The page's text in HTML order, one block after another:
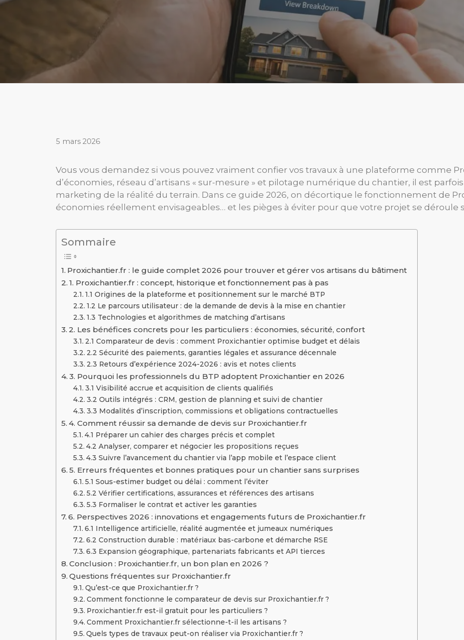
5 mars 2026
Vous vous demandez si vous pouvez vraiment confier vos travaux à une plateforme comme
d’économies, réseau d’artisans « sur-mesure » et pilotage numérique du chantier, il est
marketing de la réalité du terrain. Dans ce guide 2026, on décortique le fonctionnement de
économies réellement envisageables… et les pièges à éviter pour que votre projet se déroule
Sommaire
Proxichantier.fr : le guide complet 2026 pour trouver et gérer vos artisans du bâtiment
1. Proxichantier.fr : concept, historique et fonctionnement pas à pas
1.1 Origines de la plateforme et positionnement sur le marché BTP
1.2 Le parcours utilisateur : de la demande de devis à la mise en chantier
1.3 Technologies et algorithmes de matching d’artisans
2. Les bénéfices concrets pour les particuliers : économies, sécurité, confort
2.1 Comparateur de devis : comment Proxichantier optimise budget et délais
2.2 Sécurité des paiements, garanties légales et assurance décennale
2.3 Retours d’expérience 2024-2026 : avis et notes clients
3. Pourquoi les professionnels du BTP adoptent Proxichantier en 2026
3.1 Visibilité accrue et acquisition de clients qualifiés
3.2 Outils intégrés : CRM, gestion de planning et suivi de chantier
3.3 Modalités d’inscription, commissions et obligations contractuelles
4. Comment réussir sa demande de devis sur Proxichantier.fr
4.1 Préparer un cahier des charges précis et complet
4.2 Analyser, comparer et négocier les propositions reçues
4.3 Suivre l’avancement du chantier via l’app mobile et l’espace client
5. Erreurs fréquentes et bonnes pratiques pour un chantier sans surprises
5.1 Sous-estimer budget ou délai : comment l’éviter
5.2 Vérifier certifications, assurances et références des artisans
5.3 Formaliser le contrat et activer les garanties
6. Perspectives 2026 : innovations et engagements futurs de Proxichantier.fr
6.1 Intelligence artificielle, réalité augmentée et jumeaux numériques
6.2 Construction durable : matériaux bas-carbone et démarche RSE
6.3 Expansion géographique, partenariats fabricants et API tierces
Conclusion : Proxichantier.fr, un bon plan en 2026 ?
Questions fréquentes sur Proxichantier.fr
Qu’est-ce que Proxichantier.fr ?
Comment fonctionne le comparateur de devis sur Proxichantier.fr ?
Proxichantier.fr est-il gratuit pour les particuliers ?
Comment Proxichantier.fr sélectionne-t-il les artisans ?
Quels types de travaux peut-on réaliser via Proxichantier.fr ?